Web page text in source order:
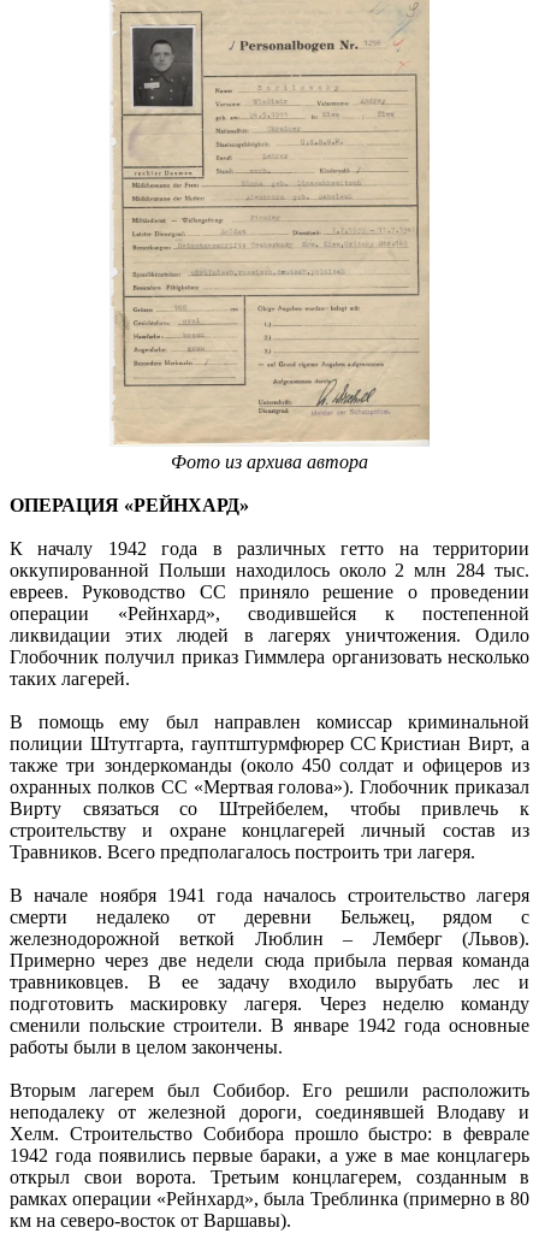
Фото из архива автора
ОПЕРАЦИЯ «РЕЙНХАРД»
К началу 1942 года в различных гетто на территории
оккупированной Польши находилось около 2 млн 284 тыс.
евреев. Руководство СС приняло решение о проведении
операции «Рейнхард», сводившейся к постепенной
ликвидации этих людей в лагерях уничтожения. Одило
Глобочник получил приказ Гиммлера организовать несколько
таких лагерей.
В помощь ему был направлен комиссар криминальной
полиции Штутгарта, гауптштурмфюрер СС Кристиан Вирт, а
также три зондеркоманды (около 450 солдат и офицеров из
охранных полков СС «Мертвая голова»). Глобочник приказал
Вирту связаться со Штрейбелем, чтобы привлечь к
строительству и охране концлагерей личный состав из
Травников. Всего предполагалось построить три лагеря.
В начале ноября 1941 года началось строительство лагеря
смерти недалеко от деревни Бельжец, рядом с
железнодорожной веткой Люблин – Лемберг (Львов).
Примерно через две недели сюда прибыла первая команда
травниковцев. В ее задачу входило вырубать лес и
подготовить маскировку лагеря. Через неделю команду
сменили польские строители. В январе 1942 года основные
работы были в целом закончены.
Вторым лагерем был Собибор. Его решили расположить
неподалеку от железной дороги, соединявшей Влодаву и
Хелм. Строительство Собибора прошло быстро: в феврале
1942 года появились первые бараки, а уже в мае концлагерь
открыл свои ворота. Третьим концлагерем, созданным в
рамках операции «Рейнхард», была Треблинка (примерно в 80
км на северо-восток от Варшавы).